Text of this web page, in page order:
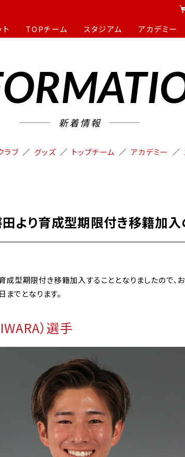
TOPチーム スタジアム アカデミー
新着情報
ラブ グッズ トップチーム アカデミー
より育成型期限付き移籍加入
型期限付き移籍加入することとなりましたので、お
でとなります。
）選手